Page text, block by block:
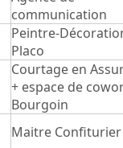
communication
Peintre-
Placo
Courtage en
+ espace de
Bourgoin
Maitre Confiturier